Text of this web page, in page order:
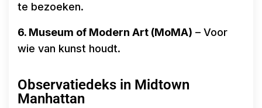
te bezoeken.
6. Museum of Modern Art (MoMA) – Voor
wie van kunst houdt.
Observatiedeks in Midtown
Manhattan